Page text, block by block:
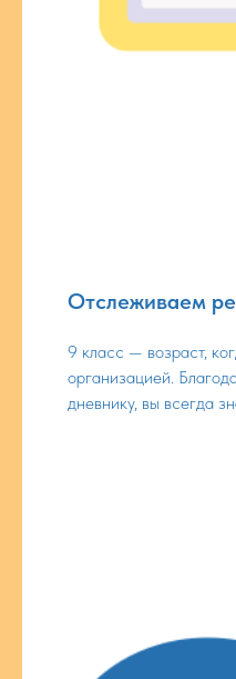
Отслеживаем
9 класс — возраст,
организацией.
дневнику, вы всегда